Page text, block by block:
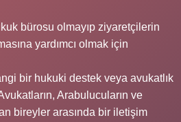
bürosu olmayıp ziyaretçilerin
yardımcı olmak için
bir hukuki destek veya avukatlık
Arabulucuların ve
bireyler arasında bir iletişim